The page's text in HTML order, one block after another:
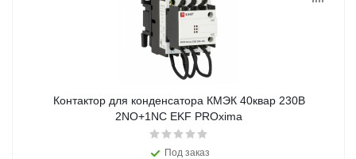
Контактор для конденсатора КМЭК 40квар 230В
2NО+1NC EKF PROxima
Под заказ